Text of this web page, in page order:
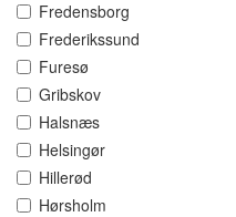
Fredensborg
Frederikssund
Furesø
Gribskov
Halsnæs
Helsingør
Hillerød
Hørsholm